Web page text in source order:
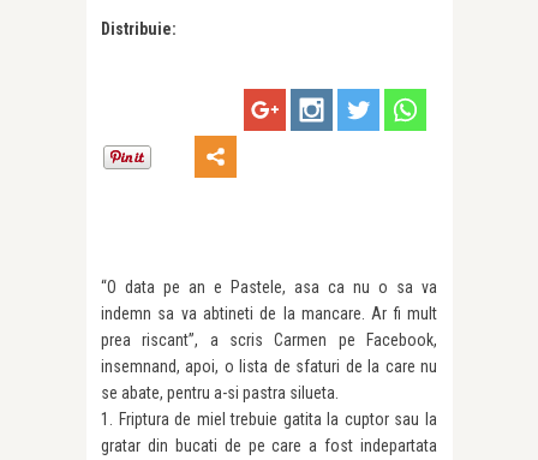
Distribuie:
“O data pe an e Pastele, asa ca nu o sa va
indemn sa va abtineti de la mancare. Ar fi mult
prea riscant”, a scris Carmen pe Facebook,
insemnand, apoi, o lista de sfaturi de la care nu
se abate, pentru a-si pastra silueta.
1. Friptura de miel trebuie gatita la cuptor sau la
gratar din bucati de pe care a fost indepartata